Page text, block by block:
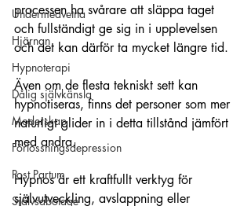
Undermedvetna
Hjärnan
Hypnoterapi
Dålig självkänsla
Moderskap
Förlossningsdepression
Post Partum
Självsabotage
processen ha svårare att släppa taget
och fullständigt ge sig in i upplevelsen
och det kan därför ta mycket längre tid.
Även om de flesta tekniskt sett kan
hypnotiseras, finns det personer som mer
naturligt glider in i detta tillstånd jämfört
med andra.
Hypnos är ett kraftfullt verktyg för
självutveckling, avslappning eller